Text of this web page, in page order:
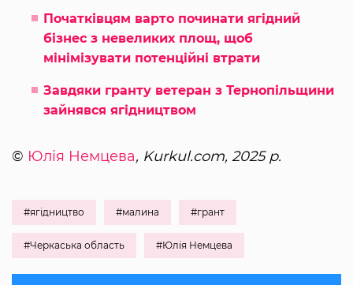
Початківцям варто починати ягідний
бізнес з невеликих площ, щоб
мінімізувати потенційні втрати
Завдяки гранту ветеран з Тернопільщини
зайнявся ягідництвом
© Юлія Немцева, Kurkul.com, 2025 р.
#ягідництво #малина #грант
#Черкаська область #Юлія Немцева